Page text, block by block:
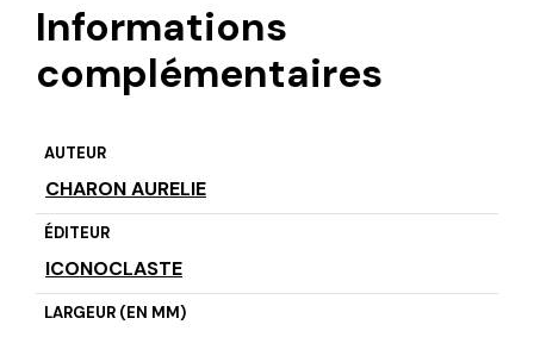
Informations
complémentaires
AUTEUR
CHARON AURELIE
ÉDITEUR
ICONOCLASTE
LARGEUR (EN MM)